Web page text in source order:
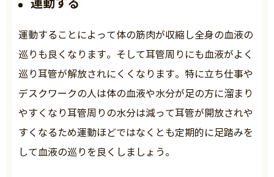
運動することによって体の筋肉が収縮し全身の血液の
巡りも良くなります。そして耳管周りにも血液がよく
巡り耳管が解放されにくくなります。特に立ち仕事や
デスクワークの人は体の血液や水分が足の方に溜まり
やすくなり耳管周りの水分は減って耳管が開放されや
すくなるため運動ほどではなくとも定期的に足踏みを
して血液の巡りを良くしましょう。